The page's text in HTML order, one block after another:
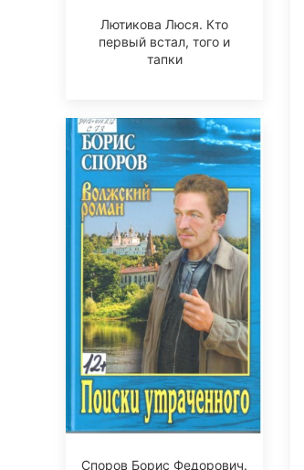
Лютикова Люся. Кто
первый встал, того и
тапки
Споров Борис Федорович.